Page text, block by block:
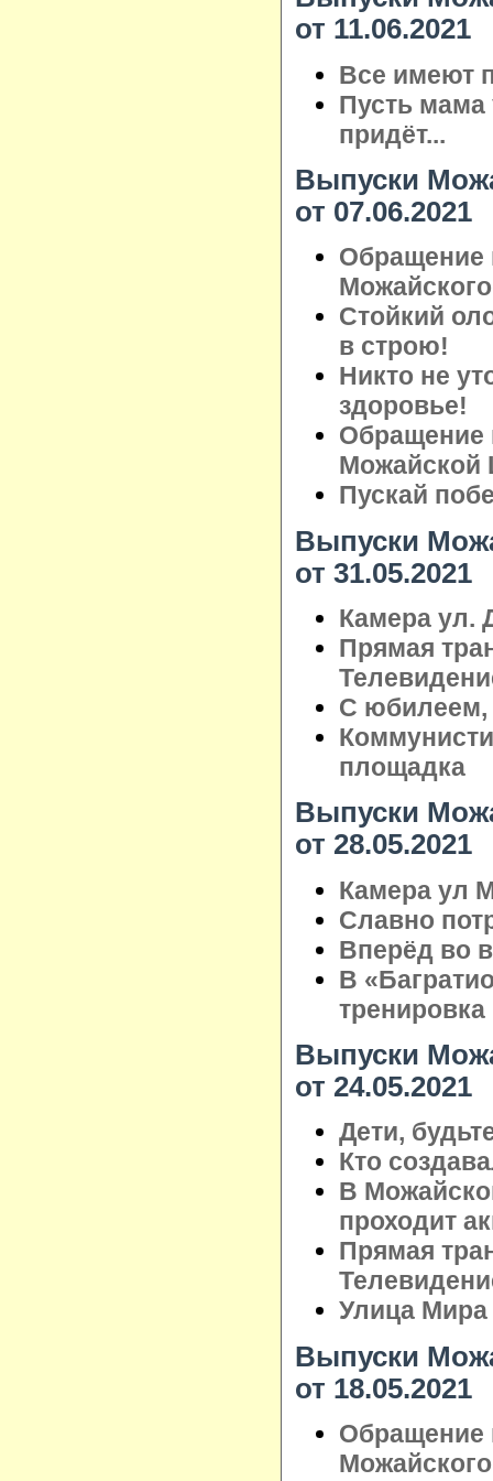
от 11.06.2021
Все имеют
Пусть
придёт...
Выпуски
от 07.06.2021
Обращение
Стойкий
в строю!
Никто не
здоровье!
Обращение
Можайской
Пускай
Выпуски
от 31.05.2021
Камера ул.
Прямая
С
площадка
Выпуски
от 28.05.2021
Камера ул
Славно
Вперёд во
В
Выпуски
от 24.05.2021
Дети,
Кто
В
проходит
Прямая
Улица Мира
Выпуски
от 18.05.2021
Обращение